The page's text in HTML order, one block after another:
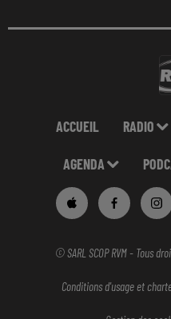
ACCUEIL RADIO
AGENDA
© SARL SCOP RVM - Tous
Conditions d'usage et